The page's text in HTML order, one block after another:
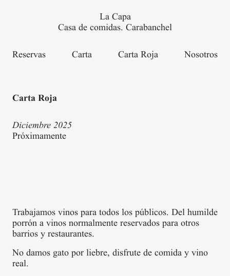
La Capa
Casa de comidas. Carabanchel
Reservas Carta Carta Roja Nosotros
Carta Roja
Carta Roja
Diciembre 2025
Próximamente
Trabajamos vinos para todos los públicos. Del humilde
porrón a vinos normalmente reservados para otros
barrios y restaurantes.
No damos gato por liebre, disfrute de comida y vino
real.